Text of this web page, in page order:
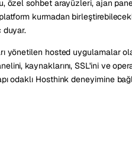
özel sohbet arayüzleri, ajan
kurmadan
duyar.
yönetilen hosted uygulamalar
kaynaklarını, SSL'ini ve
odaklı Hosthink deneyimine